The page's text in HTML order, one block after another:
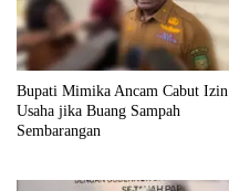
Bupati Mimika Ancam Cabut Izin
Usaha jika Buang Sampah
Sembarangan